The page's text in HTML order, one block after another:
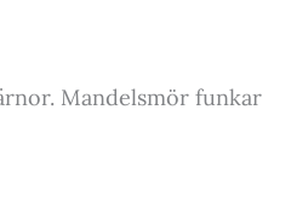
Mandelsmör funkar